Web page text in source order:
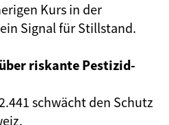
Kurs in der
Signal für Stillstand.
riskante Pestizid-
schwächt den Schutz